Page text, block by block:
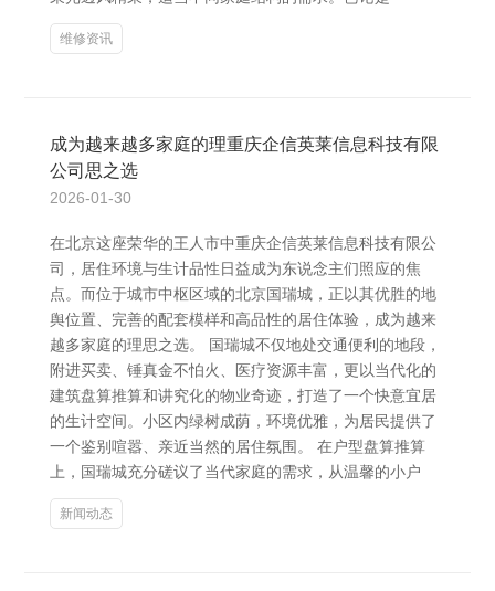
维修资讯
成为越来越多家庭的理重庆企信英莱信息科技有限
公司思之选
2026-01-30
在北京这座荣华的王人市中重庆企信英莱信息科技有限公
司，居住环境与生计品性日益成为东说念主们照应的焦
点。而位于城市中枢区域的北京国瑞城，正以其优胜的地
舆位置、完善的配套模样和高品性的居住体验，成为越来
越多家庭的理思之选。 国瑞城不仅地处交通便利的地段，
附进买卖、锤真金不怕火、医疗资源丰富，更以当代化的
建筑盘算推算和讲究化的物业奇迹，打造了一个快意宜居
的生计空间。小区内绿树成荫，环境优雅，为居民提供了
一个鉴别喧嚣、亲近当然的居住氛围。 在户型盘算推算
上，国瑞城充分磋议了当代家庭的需求，从温馨的小户
新闻动态